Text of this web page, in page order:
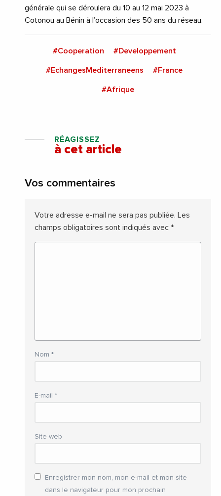
générale qui se déroulera du 10 au 12 mai 2023 à
Cotonou au Bénin à l’occasion des 50 ans du réseau.
#Cooperation #Developpement
#EchangesMediterraneens #France
#Afrique
RÉAGISSEZ
à cet article
Vos commentaires
Votre adresse e-mail ne sera pas publiée. Les
champs obligatoires sont indiqués avec *
Nom *
E-mail *
Site web
Enregistrer mon nom, mon e-mail et mon site
dans le navigateur pour mon prochain